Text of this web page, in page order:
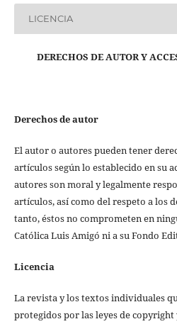
LICENCIA
DERECHOS DE AUTOR Y
Derechos de autor
El autor o autores pueden tener
artículos según lo establecido en su
autores son moral y legalmente
artículos, así como del respeto a los
tanto, éstos no comprometen en
Católica Luis Amigó ni a su Fondo
Licencia
La revista y los textos individuales
protegidos por las leyes de